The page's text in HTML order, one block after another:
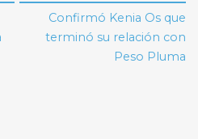
Confirmó Kenia Os que
terminó su relación con
Peso Pluma